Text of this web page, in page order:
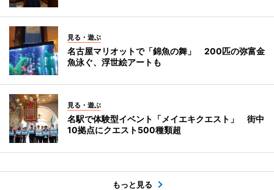
見る・遊ぶ
名古屋マリオットで「錦魚の舞」 200匹の弥富金
魚泳ぐ、浮世絵アートも
見る・遊ぶ
名駅で体験型イベント「メイエキクエスト」 街中
10拠点にクエスト500種類超
もっと見る